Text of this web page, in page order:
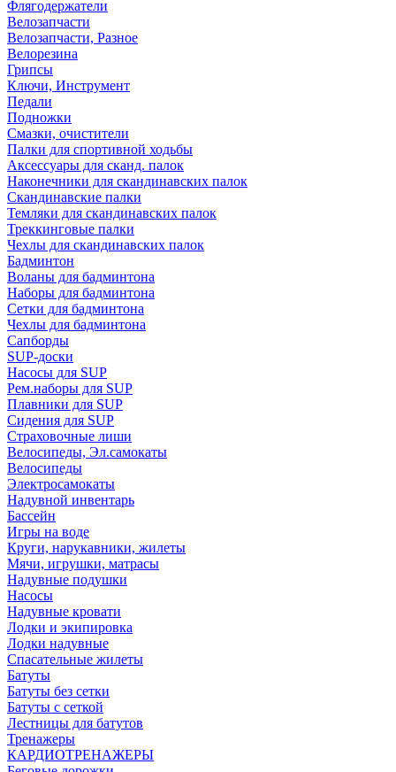
Флягодержатели
Велозапчасти
Велозапчасти, Разное
Велорезина
Грипсы
Ключи, Инструмент
Педали
Подножки
Смазки, очистители
Палки для спортивной ходьбы
Аксессуары для сканд. палок
Наконечники для скандинавских палок
Скандинавские палки
Темляки для скандинавских палок
Треккинговые палки
Чехлы для скандинавских палок
Бадминтон
Воланы для бадминтона
Наборы для бадминтона
Сетки для бадминтона
Чехлы для бадминтона
Сапборды
SUP-доски
Насосы для SUP
Рем.наборы для SUP
Плавники для SUP
Сидения для SUP
Страховочные лиши
Велосипеды, Эл.самокаты
Велосипеды
Электросамокаты
Надувной инвентарь
Бассейн
Игры на воде
Круги, нарукавники, жилеты
Мячи, игрушки, матрасы
Надувные подушки
Насосы
Надувные кровати
Лодки и экипировка
Лодки надувные
Спасательные жилеты
Батуты
Батуты без сетки
Батуты с сеткой
Лестницы для батутов
Тренажеры
КАРДИОТРЕНАЖЕРЫ